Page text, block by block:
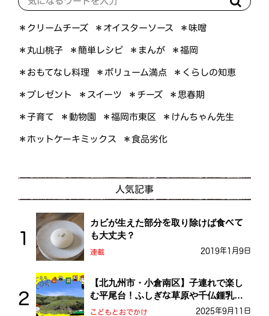
＊クリームチーズ ＊オイスターソース ＊味噌
＊丸山桃子 ＊簡単レシピ ＊まんが ＊福岡
＊おもてなし料理 ＊ボリューム満点 ＊くらしの知恵
＊プレゼント ＊スイーツ ＊チーズ ＊思春期
＊子育て ＊動物園 ＊福岡市東区 ＊けんちゃん先生
＊ホットケーキミックス ＊食品劣化
人気記事
カビが生えた部分を取り除けば食べて
も大丈夫？
連載 2019年1月9日
【北九州市・小倉南区】子連れで楽し
む平尾台！ふしぎな草原や千仏鍾乳洞
を探検しよう！
こどもとおでかけ 2025年9月11日